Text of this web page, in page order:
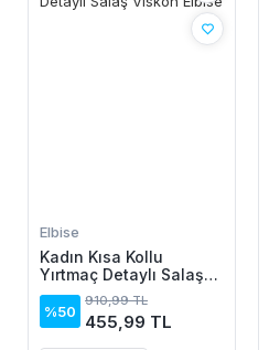
Elbise
Kadın Kısa Kollu
Yırtmaç Detaylı Salaş
Viskon Elbise
%50
910,99 TL
455,99 TL